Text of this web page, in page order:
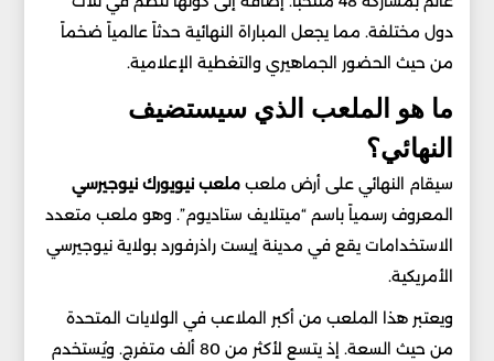
دول مختلفة. مما يجعل المباراة النهائية حدثاً عالمياً ضخماً
من حيث الحضور الجماهيري والتغطية الإعلامية.
ما هو الملعب الذي سيستضيف
النهائي؟
سيقام النهائي على أرض ملعبملعب نيويورك نيوجيرسي
المعروف رسمياً باسم “ميتلايف ستاديوم”. وهو ملعب متعدد
الاستخدامات يقع في مدينة إيست راذرفورد بولاية نيوجيرسي
الأمريكية.
ويعتبر هذا الملعب من أكبر الملاعب في الولايات المتحدة
من حيث السعة. إذ يتسع لأكثر من 80 ألف متفرج. ويُستخدم